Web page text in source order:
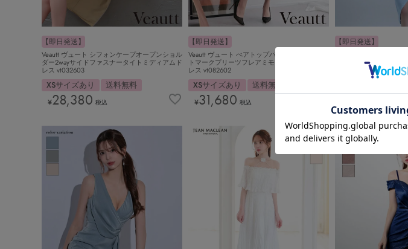
【即日発送】
Veautt ヴュート シフォンケープオープンショル
ダー2wayサイドファスナータイトミディアムド
レス vt032603
XSサイズあり 送料無料
¥28,380 税込
【即日発送】
Veautt ヴュート べアトップバストタックウエス
トマークプリーツフレアミモレ丈ミディアムド
レス vt082602
XSサイズあり 送料無料
¥31,680 税込
【即日発送】
ャミ アシンメトリー
26,400